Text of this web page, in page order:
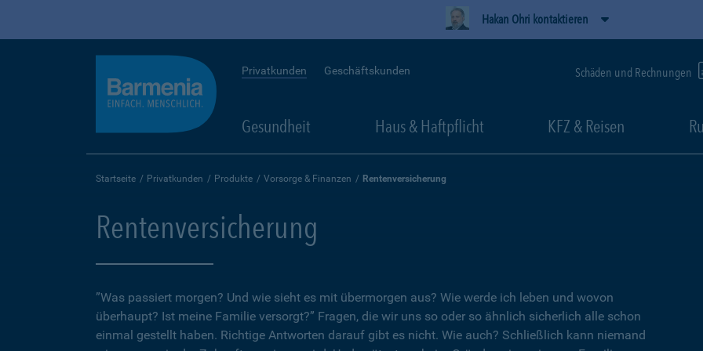
Hakan Ohri kontaktieren
Privatkunden Geschäftskunden Schäden und Rechnungen
Gesundheit Haus & Haftpflicht KFZ & Reisen
Startseite Privatkunden Produkte Vorsorge & Finanzen Rentenversicherung
Rentenversicherung
”Was passiert morgen? Und wie sieht es mit übermorgen aus? Wie werde ich leben und wovon
überhaupt? Ist meine Familie versorgt?” Fragen, die wir uns so oder so ähnlich sicherlich alle schon
einmal gestellt haben. Richtige Antworten darauf gibt es nicht. Wie auch? Schließlich kann niemand